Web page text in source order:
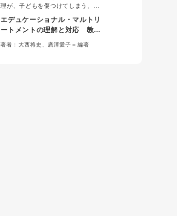
理が、子どもを傷つけてしまう。
いるエデュケーショナル・マルトリ
ートメントについて、教師と支援者
が正しく理解し、支援するための知
エデュケーショナル・マルトリ
ートメントの理解と対応 教師
著者：大西将史、廣澤愛子＝編著